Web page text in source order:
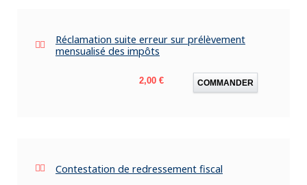
Réclamation suite erreur sur prélèvement
mensualisé des impôts
Prix
2,00 € COMMANDER
Contestation de redressement fiscal